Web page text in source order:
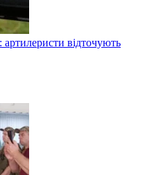
артилеристи відточують